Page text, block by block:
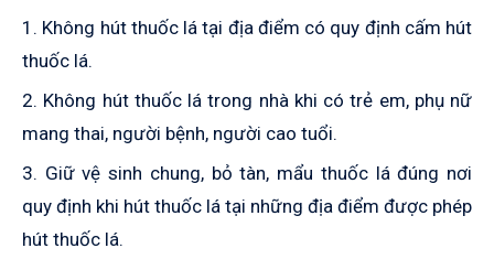
1. Không hút thuốc lá tại địa điểm có quy định cấm hút
thuốc lá.
2. Không hút thuốc lá trong nhà khi có trẻ em, phụ nữ
mang thai, người bệnh, người cao tuổi.
3. Giữ vệ sinh chung, bỏ tàn, mẩu thuốc lá đúng nơi
quy định khi hút thuốc lá tại những địa điểm được phép
hút thuốc lá.